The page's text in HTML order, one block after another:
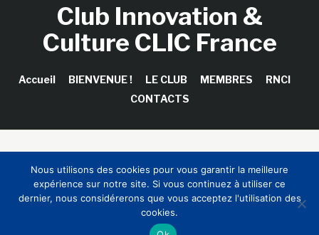
Club Innovation &
Culture CLIC France
Accueil BIENVENUE ! LE CLUB MEMBRES
RNCI
CONTACTS
Sinapses Conseils
Nous utilisons des cookies pour vous garantir la meilleure
expérience sur notre site. Si vous continuez à utiliser ce
dernier, nous considérerons que vous acceptez l'utilisation des
cookies.